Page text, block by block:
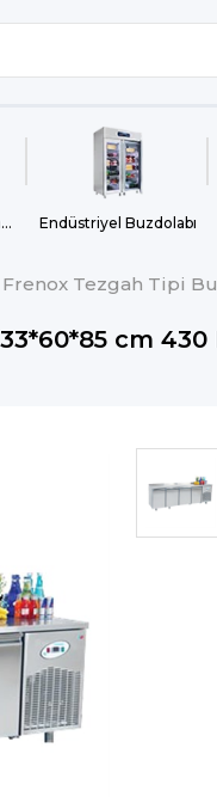
Bulaşıkhane Ekipmanları Endüstriyel Buzdolabı
Frenox Tezgah Tipi
cm 430